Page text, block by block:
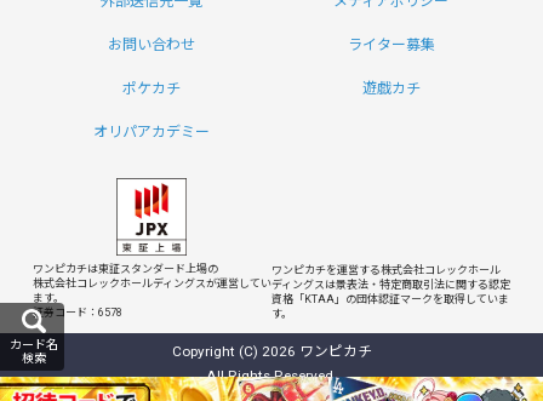
お問い合わせ ライター募集
ポケカチ 遊戯カチ
オリパアカデミー
ワンピカチは東証スタンダード上場の
株式会社コレックホールディングスが運営してい
ます。
証券コード：6578
ワンピカチを運営する株式会社コレックホール
ディングスは景表法・特定商取引法に関する認定
資格「KTAA」の団体認証マークを取得していま
す。
Copyright (C) 2026 ワンピカチ
All Rights Reserved.
カード名
検索